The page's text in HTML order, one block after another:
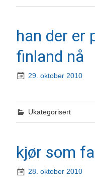
han der er
finland nå
29. oktober 2010
Ukategorisert
kjør som
28. oktober 2010